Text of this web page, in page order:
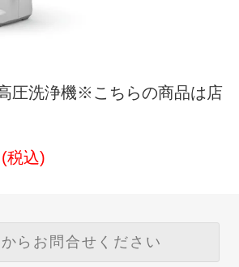
圧洗浄機※こちらの商品は店
税込)
らお問合せください